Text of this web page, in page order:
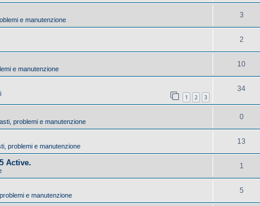
e manutenzione
3
2
e manutenzione
10
1 2 3
34
problemi e manutenzione
0
problemi e manutenzione
13
Active. 1
e manutenzione
5